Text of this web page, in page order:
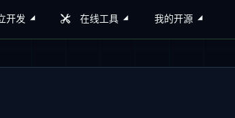
开发 在线工具 我的开源